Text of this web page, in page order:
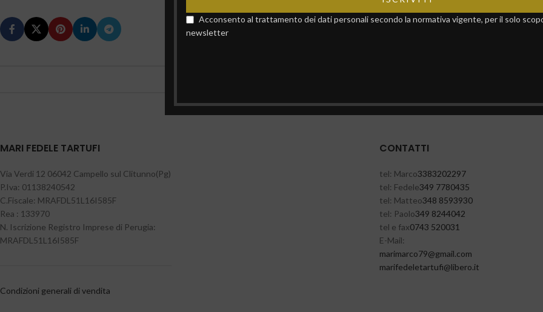
Acconsento al trattamento dei dati personali secondo la normativa vigente, per il solo
newsletter
MARI FEDELE TARTUFI
Via Verdi 12 06042 Campello sul Clitunno(Pg)
P.Iva: 01138240542
C.Fiscale: MRAFDL51L16I585F
Rea : 133970
N. Iscrizione Registro Imprese di Perugia:
MRAFDL51L16I585F
Condizioni generali di vendita
CONTATTI
tel: Marco3383202297
tel: Fedele349 7780435
tel: Matteo348 8593930
tel: Paolo349 8244042
tel e fax0743 520031
E-Mail:
moc.liamg
@97ocramiram
ti.orebil
@ifutrateledefiram